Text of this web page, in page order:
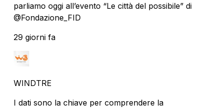
parliamo oggi all’evento “Le città del possibile” di
@Fondazione_FID
29 giorni fa
WINDTRE
I dati sono la chiave per comprendere la